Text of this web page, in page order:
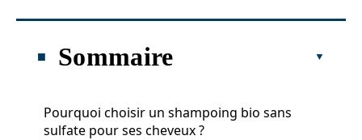
Sommaire
Pourquoi choisir un shampoing bio sans
sulfate pour ses cheveux ?